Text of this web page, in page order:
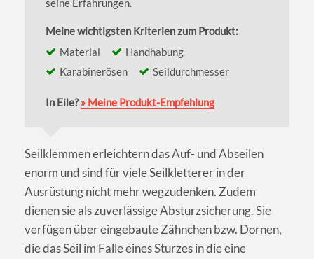
seine Erfahrungen.
Meine wichtigsten Kriterien zum Produkt:
Material
Handhabung
Karabinerösen
Seildurchmesser
In Eile?» Meine Produkt-Empfehlung
Seilklemmen erleichtern das Auf- und Abseilen
enorm und sind für viele Seilkletterer in der
Ausrüstung nicht mehr wegzudenken. Zudem
dienen sie als zuverlässige Absturzsicherung. Sie
verfügen über eingebaute Zähnchen bzw. Dornen,
die das Seil im Falle eines Sturzes in die eine